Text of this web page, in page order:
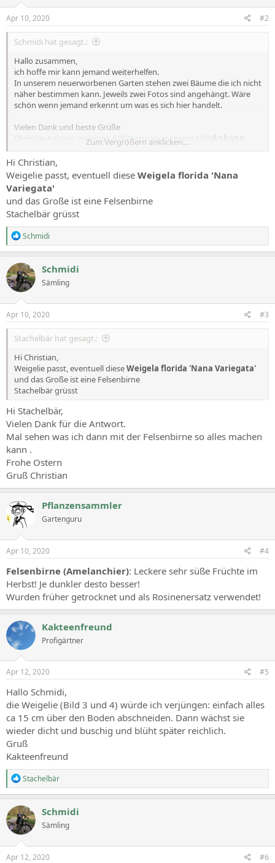
Apr 10, 2020 #2
Schmidi hat gesagt.:
Hallo zusammen,
ich hoffe mir kann jemand weiterhelfen.
In unserem neuerworbenen Garten stehen zwei Bäume die ich nicht
näher bestimmen kann. Jeweils zwei Fotos sind angehängt. Wäre
schön wenn jemand erkennt um was es sich hier handelt.
Vielen Dank und beste Grüße
Christian
Anhang anzeigen 6387Anhang anzeigen 6388 Anhang
Anhang anzeigen 6389
Zum Vergrößern anklicken....
Hi Christian,
Weigelie passt, eventuell diese Weigela florida 'Nana
Variegata'
und das Große ist eine Felsenbirne
Stachelbär grüsst
R
e
a
c
t
i
o
n
s
Schmidi
Schmidi
Sämling
Apr 10, 2020 #3
Stachelbär hat gesagt.:
Hi Christian,
Weigelie passt, eventuell dieseWeigela florida 'Nana Variegata'
und das Große ist eine Felsenbirne
Stachelbär grüsst
Hi Stachelbär,
Vielen Dank für die Antwort.
Mal sehen was ich dann mit der Felsenbirne so alles machen
kann .
Frohe Ostern
Gruß Christian
Pflanzensammler
Gartenguru
Apr 10, 2020 #4
Felsenbirne (Amelanchier): Leckere sehr süße Früchte im
Herbst! Je dunkler desto besser!
Wurden früher getrocknet und als Rosinenersatz verwendet!
Kakteenfreund
Profigärtner
Apr 12, 2020 #5
Hallo Schmidi,
die Weigelie (Bild 3 und 4) würde ich verjüngen: einfach alles
ca 15 cm über den Boden abschneiden. Dann wächst sie
wieder dicht und buschig und blüht später reichlich.
Gruß
Kakteenfreund
R
e
a
c
t
i
o
n
s
Stachelbär
Schmidi
Sämling
Apr 12, 2020 #6